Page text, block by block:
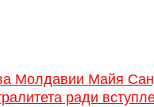
Молдавии Майя
ради